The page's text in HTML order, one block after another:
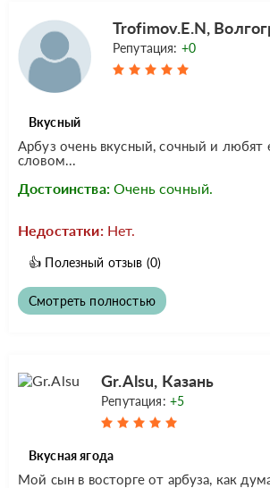
Trofimov.E.N,
Репутация: +0
Вкусный
Арбуз очень вкусный, сочный и любят
словом...
Достоинства: Очень сочный.
Недостатки: Нет.
👍 Полезный отзыв (0)
Смотреть полностью
Gr.Alsu, Казань
Репутация: +5
Вкусная ягода
Мой сын в восторге от арбуза, как